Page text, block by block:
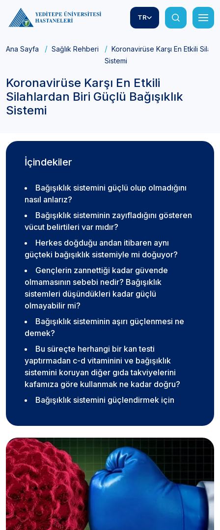
TR
Ana Sayfa Sağlık Rehberi
Koronavirüse Karşı En Etkili
Sistemi
Koronavirüse Karşı En Etkili
Silahlardan Biri Güçlü Bağışıklık
Sistemi
İçindekiler
Bağışıklık sistemini güçlü olup olmadığını
nasıl anlarız?
Bağışıklık sisteminin zayıfladığını gösteren
vücut belirtileri var mıdır?
Herkes doğduğu andan itibaren aynı
güçteki bağışıklık sistemiyle mi doğuyor?
Gençlerin zannettiği kadar güvende
olmamasının sebebi nedir? Bağışıklık
sistemleri düşündükleri kadar güçlü
olmayabilir mi?
Bağışıklık sisteminin aşırı güçlenmesi ne
demek?
Bu süreçte herhangi bir kan testi
yaptırmadan c-d vitaminini ve bağışıklık
sistemini koruyan diğer gıda takviyelerini
kafamıza göre kullanmak ne kadar doğru?
Bağışıklık sistemini güçlendirmek için